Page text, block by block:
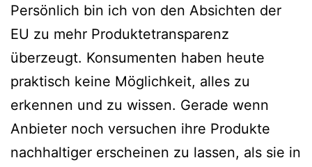
Persönlich bin ich von den Absichten der
EU zu mehr Produktetransparenz
überzeugt. Konsumenten haben heute
praktisch keine Möglichkeit, alles zu
erkennen und zu wissen. Gerade wenn
Anbieter noch versuchen ihre Produkte
nachhaltiger erscheinen zu lassen, als sie in